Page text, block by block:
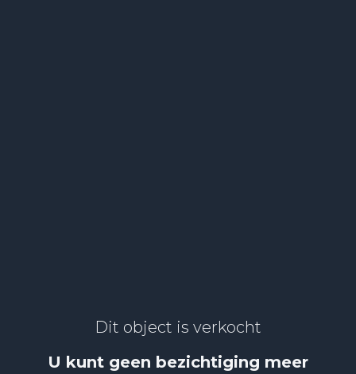
Dit object is verkocht
U kunt geen bezichtiging meer